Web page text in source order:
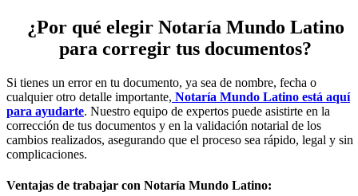
¿Por qué elegir Notaría Mundo Latino
para corregir tus documentos?
Si tienes un error en tu documento, ya sea de nombre, fecha o
cualquier otro detalle importante, Notaría Mundo Latino está aquí
para ayudarte. Nuestro equipo de expertos puede asistirte en la
corrección de tus documentos y en la validación notarial de los
cambios realizados, asegurando que el proceso sea rápido, legal y sin
complicaciones.
Ventajas de trabajar con Notaría Mundo Latino: